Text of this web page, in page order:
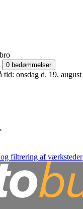
0 bedømmelser
tid: onsdag d. 19. august
filtrering af værksteder